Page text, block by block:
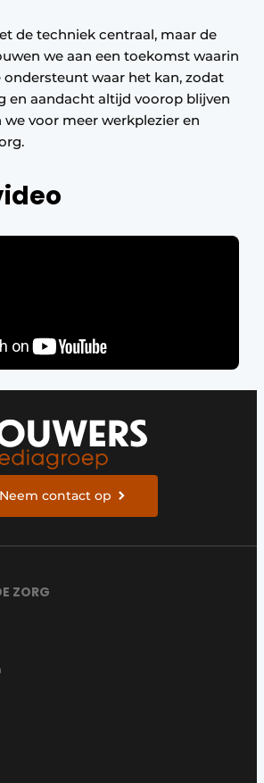
de techniek centraal, maar de
we aan een toekomst waarin
waar het kan, zodat
en aandacht altijd voorop blijven
we voor meer werkplezier en
contact op
ZORG